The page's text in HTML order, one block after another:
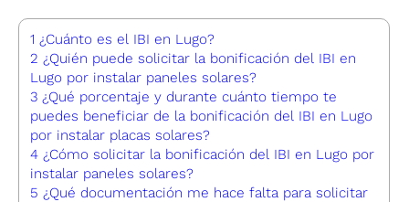
1 ¿Cuánto es el IBI en Lugo?
2 ¿Quién puede solicitar la bonificación del IBI en
Lugo por instalar paneles solares?
3 ¿Qué porcentaje y durante cuánto tiempo te
puedes beneficiar de la bonificación del IBI en Lugo
por instalar placas solares?
4 ¿Cómo solicitar la bonificación del IBI en Lugo por
instalar paneles solares?
5 ¿Qué documentación me hace falta para solicitar